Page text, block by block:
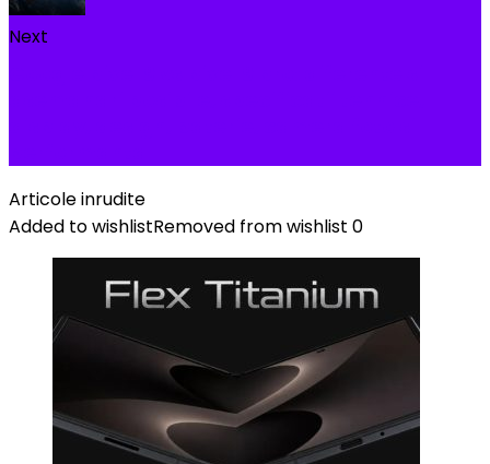
Next
Articole inrudite
Added to wishlistRemoved from wishlist 0